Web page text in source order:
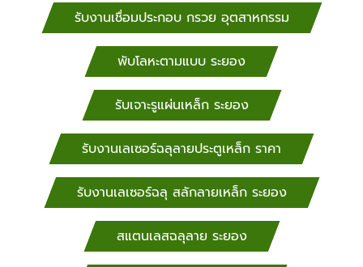
รับงานเชื่อมประกอบ กรวย อุตสาหกรรม
พับโลหะตามแบบ ระยอง
รับเจาะรูแผ่นเหล็ก ระยอง
รับงานเลเซอร์ฉลุลายประตูเหล็ก ราคา
รับงานเลเซอร์ฉลุ สลักลายเหล็ก ระยอง
สแตนเลสฉลุลาย ระยอง